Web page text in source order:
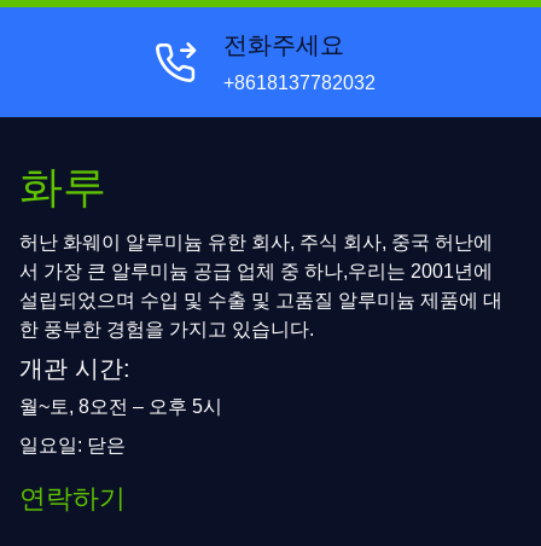
전화주세요
+8618137782032
화루
허난 화웨이 알루미늄 유한 회사, 주식 회사, 중국 허난에
서 가장 큰 알루미늄 공급 업체 중 하나,우리는 2001년에
설립되었으며 수입 및 수출 및 고품질 알루미늄 제품에 대
한 풍부한 경험을 가지고 있습니다.
개관 시간:
월~토, 8오전 – 오후 5시
일요일: 닫은
연락하기